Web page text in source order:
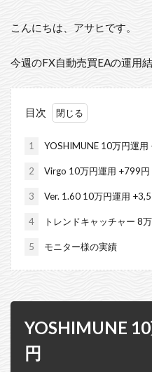
こんにちは、アサヒです。
今週のFX自動売買EAの運用結
目次
1 YOSHIMUNE 10万円運用
2 Virgo 10万円運用 +799円
3 Ver. 1.60 10万円運用
4 トレンドキャッチャー 8
5 モニター様の実績
YOSHIMUNE
円